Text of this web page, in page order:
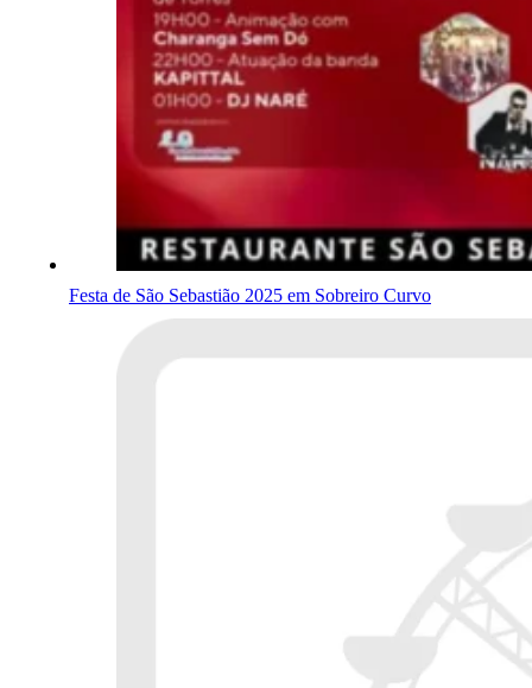
Festa de São Sebastião 2025 em Sobreiro Curvo